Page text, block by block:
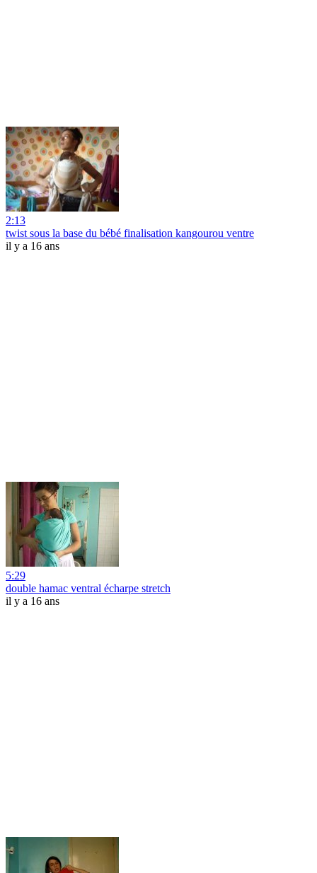
2:13
twist sous la base du bébé finalisation kangourou ventre
il y a 16 ans
5:29
double hamac ventral écharpe stretch
il y a 16 ans